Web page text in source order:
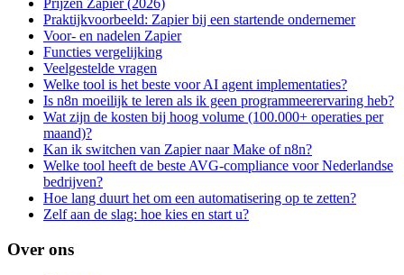
Prijzen Zapier (2026)
Praktijkvoorbeeld: Zapier bij een startende ondernemer
Voor- en nadelen Zapier
Functies vergelijking
Veelgestelde vragen
Welke tool is het beste voor AI agent implementaties?
Is n8n moeilijk te leren als ik geen programmeerervaring heb?
Wat zijn de kosten bij hoog volume (100.000+ operaties per
maand)?
Kan ik switchen van Zapier naar Make of n8n?
Welke tool heeft de beste AVG-compliance voor Nederlandse
bedrijven?
Hoe lang duurt het om een automatisering op te zetten?
Zelf aan de slag: hoe kies en start u?
Over ons